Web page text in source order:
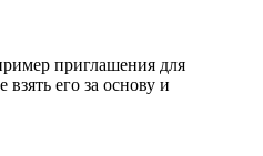
приглашения для
его за основу и